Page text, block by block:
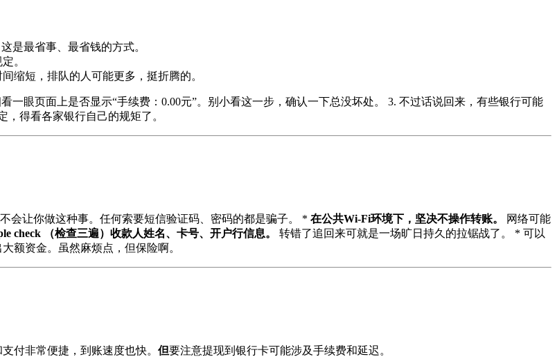
这是最省事、最省钱的方式。
。
缩短，排队的人可能更多，挺折腾的。
一眼页面上是否显示“手续费：0.00元”。别小看这一步，确认一下总没坏处。 3. 不过话说回来，有些银行可能
得看各家银行自己的规矩了。
会让你做这种事。任何索要短信验证码、密码的都是骗子。 * 在公共Wi-Fi环境下，坚决不操作转账。
网络可能
check （检查三遍）收款人姓名、卡号、开户行信息。
转错了追回来可就是一场旷日持久的拉锯战了。 * 可以
额资金。虽然麻烦点，但保险啊。
付非常便捷，到账速度也快。 但要注意提现到银行卡可能涉及手续费和延迟。